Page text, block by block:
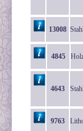
13008
4845
4643
9763